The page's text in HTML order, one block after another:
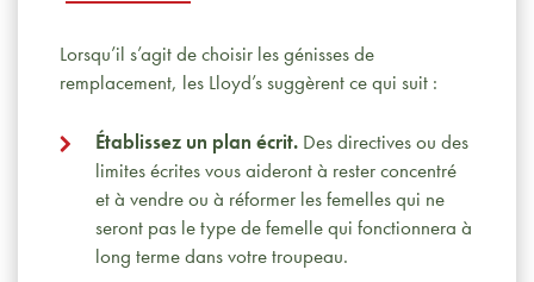
Lorsqu’il s’agit de choisir les génisses de
remplacement, les Lloyd’s suggèrent ce qui suit :
Établissez un plan écrit. Des directives ou des
limites écrites vous aideront à rester concentré
et à vendre ou à réformer les femelles qui ne
seront pas le type de femelle qui fonctionnera à
long terme dans votre troupeau.